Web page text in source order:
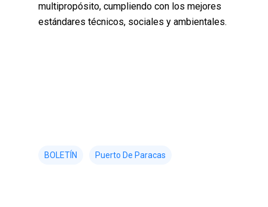
multipropósito, cumpliendo con los mejores
estándares técnicos, sociales y ambientales.
BOLETÍN Puerto De Paracas